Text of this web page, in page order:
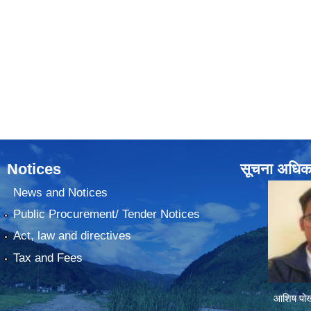
Notices
News and Notices
Public Procurement/ Tender Notices
Act, law and directives
Tax and Fees
सूचना
आशिष